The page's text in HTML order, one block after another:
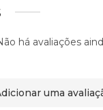
há avaliações
uma